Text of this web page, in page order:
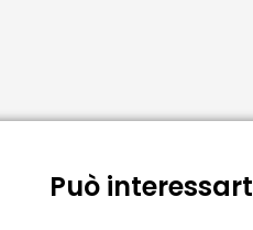
Può